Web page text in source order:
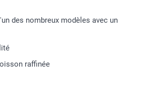
des nombreux modèles avec un
raffinée